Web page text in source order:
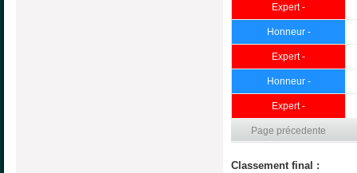
Expert -
Honneur -
Expert -
Honneur -
Expert -
Page précedente
Classement final :